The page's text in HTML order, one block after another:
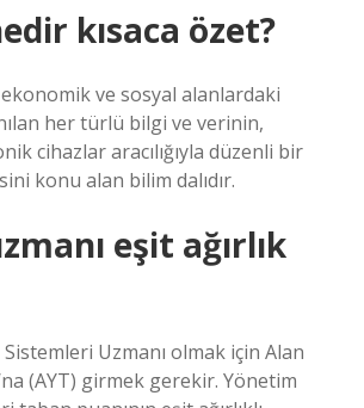
kısaca özet?
ve sosyal alanlardaki
her türlü bilgi ve verinin,
cihazlar aracılığıyla düzenli bir
konu alan bilim dalıdır.
eşit ağırlık
Uzmanı olmak için Alan
(AYT) girmek gerekir. Yönetim